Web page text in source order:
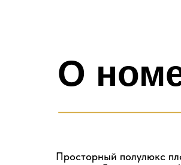
О
Просторный полулюкс